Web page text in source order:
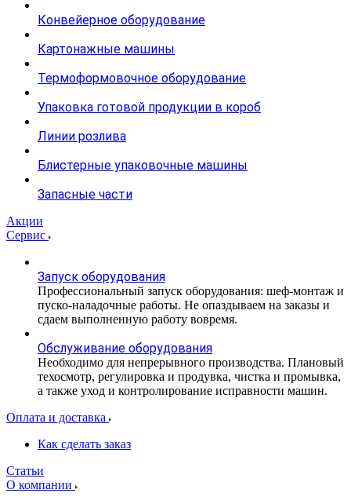
Конвейерное оборудование
Картонажные машины
Термоформовочное оборудование
Упаковка готовой продукции в короб
Линии розлива
Блистерные упаковочные машины
Запасные части
Акции
Сервис
Запуск оборудования
Профессиональный запуск оборудования: шеф-монтаж и
пуско-наладочные работы. Не опаздываем на заказы и
сдаем выполненную работу вовремя.
Обслуживание оборудования
Необходимо для непрерывного производства. Плановый
техосмотр, регулировка и продувка, чистка и промывка,
а также уход и контролирование исправности машин.
Оплата и доставка
Как сделать заказ
Статьи
О компании